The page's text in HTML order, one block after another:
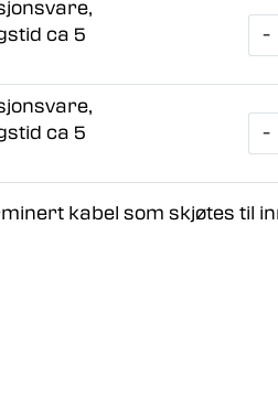
ca 5
-
ca 5
-
kabel som skjøtes til